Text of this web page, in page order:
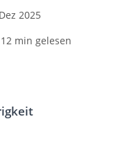
2025
12 min gelesen